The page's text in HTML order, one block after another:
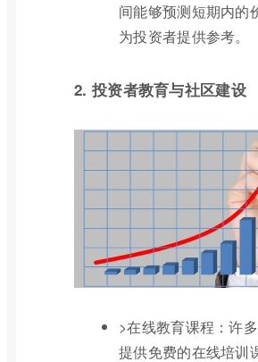
间能够预测短期内的
为投资者提供参考。
2. 投资者教育与社区建设
>在线教育课程：许
提供免费的在线培训